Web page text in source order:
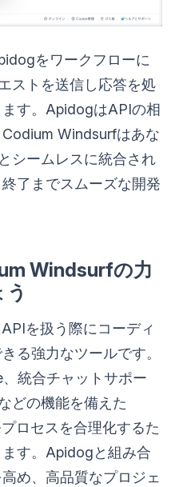
をワークフローに
ストを送信し応答を処
す。ApidogはAPIの相
Windsurfはあな
シームレスに統合され
了までスムーズな開発
Windsurfの力
を扱う際にコーディ
る強力なツールです。
統合チャットサポー
どの機能を備えた
ロセスを合理化するた
す。Apidogと組み合
め、高品質なプロジェ